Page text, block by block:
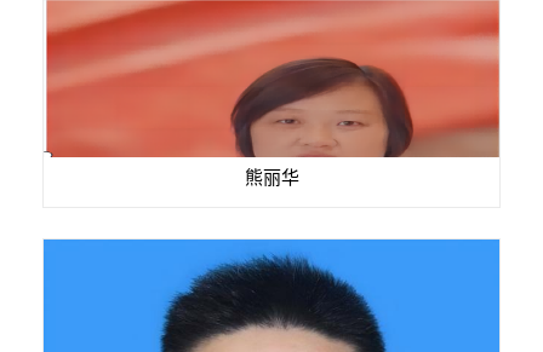
熊丽华